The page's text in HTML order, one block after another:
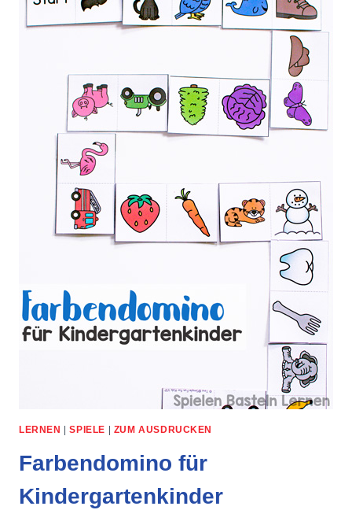
LERNEN |SPIELE ZUM AUSDRUCKEN
Farbendomino für
Kindergartenkinder